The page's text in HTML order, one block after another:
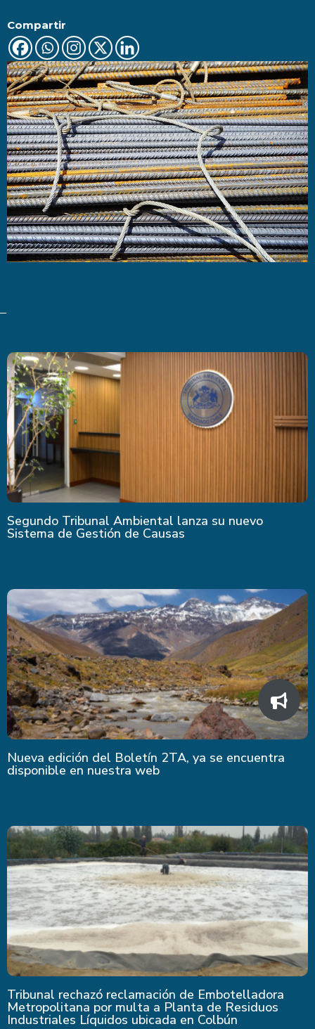
Compartir
Segundo Tribunal Ambiental lanza su nuevo
Sistema de Gestión de Causas
Nueva edición del Boletín 2TA, ya se encuentra
disponible en nuestra web
Tribunal rechazó reclamación de Embotelladora
Metropolitana por multa a Planta de Residuos
Industriales Líquidos ubicada en Colbún